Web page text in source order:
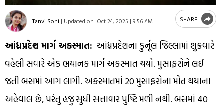
Tanvi Soni | Updated on: Oct 24, 2025 | 9:56 AM SHARE
આંધ્રપ્રદેશ માર્ગ અકસ્માત: આંધ્રપ્રદેશના કુર્નૂલ જિલ્લામાં શુક્રવારે
વહેલી સવારે એક ભયાનક માર્ગ અકસ્માત થયો. મુસાફરોને લઈ
જતી બસમાં આગ લાગી. અકસ્માતમાં 20 મુસાફરોના મોત થયાના
અહેવાલ છે, પરંતુ હજુ સુધી સત્તાવાર પુષ્ટિ મળી નથી. બસમાં 40